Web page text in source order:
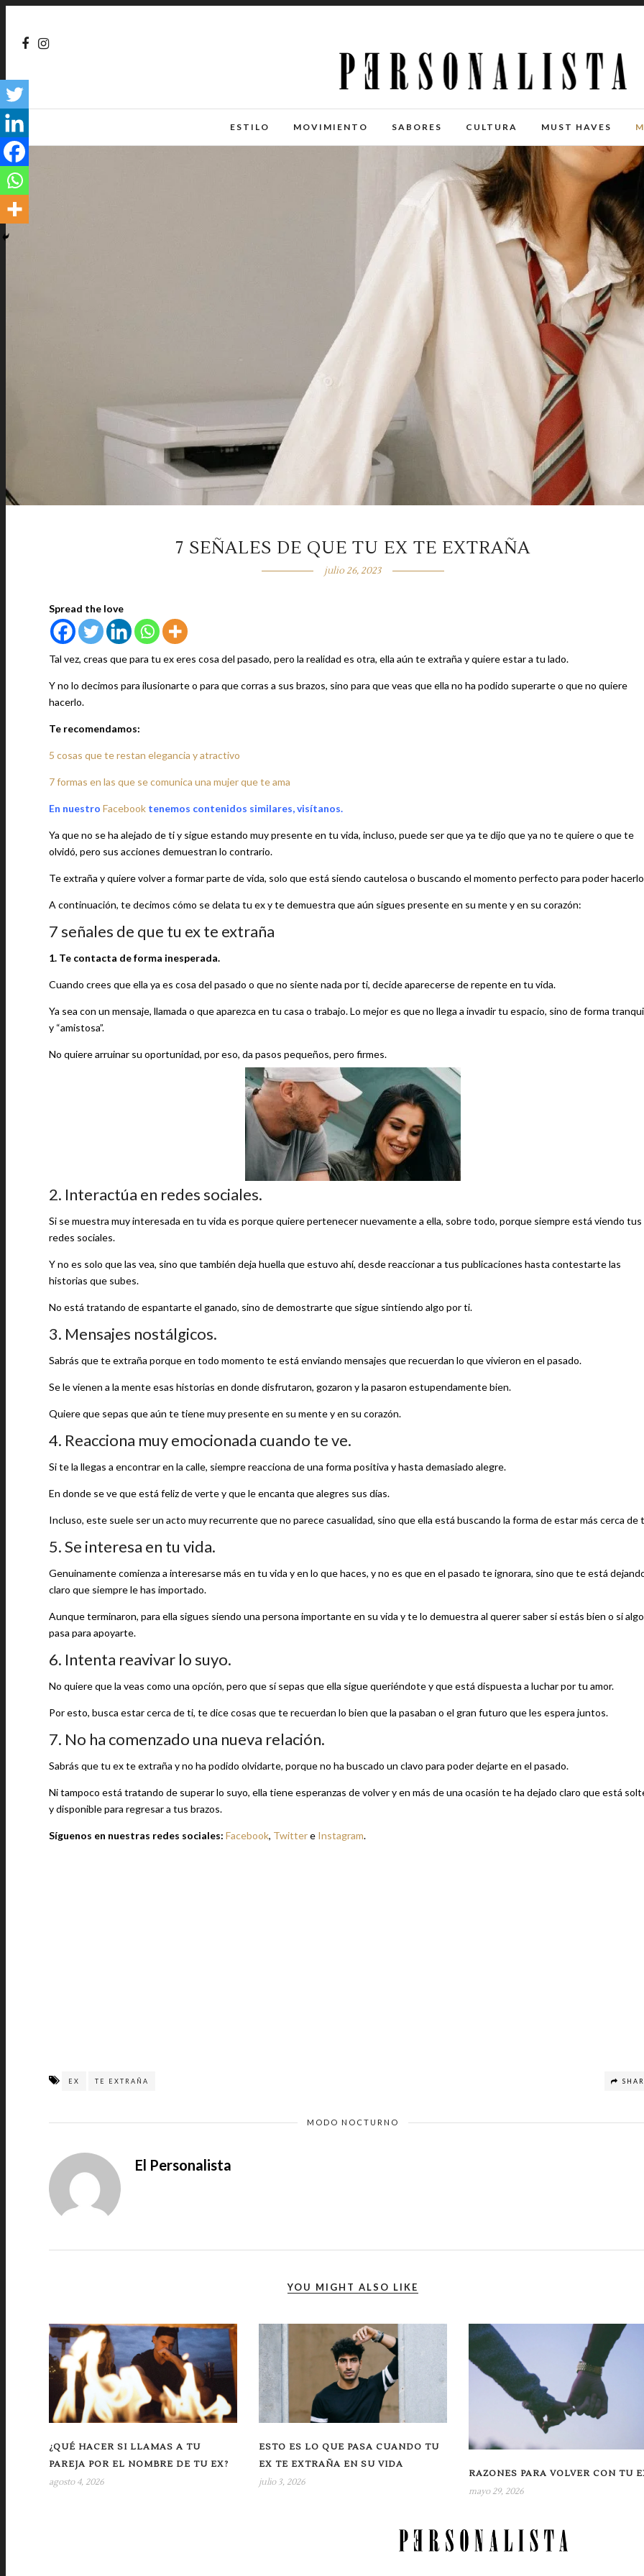
ESTILO MOVIMIENTO SABORES CULTURA MUST HAVES
7 SEÑALES DE QUE TU EX TE EXTRAÑA
julio 26, 2023
Spread the love
Tal vez, creas que para tu ex eres cosa del pasado, pero la realidad es otra, ella aún te extraña y quiere estar a tu lado.
Y no lo decimos para ilusionarte o para que corras a sus brazos, sino para que veas que ella no ha podido superarte o que no quiere
hacerlo.
Te recomendamos:
5 cosas que te restan elegancia y atractivo
7 formas en las que se comunica una mujer que te ama
En nuestro Facebook tenemos contenidos similares, visítanos.
Ya que no se ha alejado de ti y sigue estando muy presente en tu vida, incluso, puede ser que ya te dijo que ya no te quiere o que te
olvidó, pero sus acciones demuestran lo contrario.
Te extraña y quiere volver a formar parte de vida, solo que está siendo cautelosa o buscando el momento perfecto para poder
A continuación, te decimos cómo se delata tu ex y te demuestra que aún sigues presente en su mente y en su corazón:
7 señales de que tu ex te extraña
1. Te contacta de forma inesperada.
Cuando crees que ella ya es cosa del pasado o que no siente nada por ti, decide aparecerse de repente en tu vida.
Ya sea con un mensaje, llamada o que aparezca en tu casa o trabajo. Lo mejor es que no llega a invadir tu espacio, sino de forma
y “amistosa”.
No quiere arruinar su oportunidad, por eso, da pasos pequeños, pero firmes.
2. Interactúa en redes sociales.
Si se muestra muy interesada en tu vida es porque quiere pertenecer nuevamente a ella, sobre todo, porque siempre está viendo tus
redes sociales.
Y no es solo que las vea, sino que también deja huella que estuvo ahí, desde reaccionar a tus publicaciones hasta contestarte las
historias que subes.
No está tratando de espantarte el ganado, sino de demostrarte que sigue sintiendo algo por ti.
3. Mensajes nostálgicos.
Sabrás que te extraña porque en todo momento te está enviando mensajes que recuerdan lo que vivieron en el pasado.
Se le vienen a la mente esas historias en donde disfrutaron, gozaron y la pasaron estupendamente bien.
Quiere que sepas que aún te tiene muy presente en su mente y en su corazón.
4. Reacciona muy emocionada cuando te ve.
Si te la llegas a encontrar en la calle, siempre reacciona de una forma positiva y hasta demasiado alegre.
En donde se ve que está feliz de verte y que le encanta que alegres sus días.
Incluso, este suele ser un acto muy recurrente que no parece casualidad, sino que ella está buscando la forma de estar más cerca de
5. Se interesa en tu vida.
Genuinamente comienza a interesarse más en tu vida y en lo que haces, y no es que en el pasado te ignorara, sino que te está
claro que siempre le has importado.
Aunque terminaron, para ella sigues siendo una persona importante en su vida y te lo demuestra al querer saber si estás bien o si
pasa para apoyarte.
6. Intenta reavivar lo suyo.
No quiere que la veas como una opción, pero que sí sepas que ella sigue queriéndote y que está dispuesta a luchar por tu amor.
Por esto, busca estar cerca de ti, te dice cosas que te recuerdan lo bien que la pasaban o el gran futuro que les espera juntos.
7. No ha comenzado una nueva relación.
Sabrás que tu ex te extraña y no ha podido olvidarte, porque no ha buscado un clavo para poder dejarte en el pasado.
Ni tampoco está tratando de superar lo suyo, ella tiene esperanzas de volver y en más de una ocasión te ha dejado claro que está
y disponible para regresar a tus brazos.
Síguenos en nuestras redes sociales: Facebook, Twittere Instagram.
EX TE EXTRAÑA
MODO NOCTURNO
El Personalista
YOU MIGHT ALSO LIKE
¿QUÉ HACER SI LLAMAS A TU
PAREJA POR EL NOMBRE DE TU EX?
agosto 4, 2026
ESTO ES LO QUE PASA CUANDO TU
EX TE EXTRAÑA EN SU VIDA
julio 3, 2026
RAZONES PARA VOLVER CON TU
mayo 29, 2026